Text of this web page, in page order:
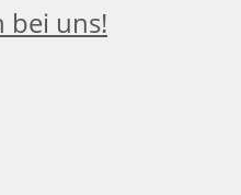
bei uns!